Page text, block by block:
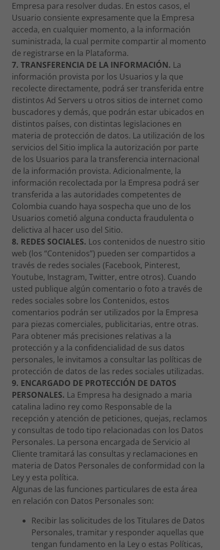
Empresa para resolver dudas. En estos casos, el
Usuario consiente expresamente que la Empresa
acceda, en cualquier momento, a la información
suministrada, la cual permite compartir al momento
de registrarse en la Plataforma.
7. TRANSFERENCIA DE LA INFORMACIÓN. La
información provista por los Usuarios y la que
recolecte directamente, podrá ser transferida entre
distintos Ad Servers u otros sitios de internet como
buscadores y demás, que podrán estar ubicados en
distintos países, con distintas legislaciones en
materia de protección de datos. La utilización de los
servicios del Sitio implica la autorización por parte
de los Usuarios para la transferencia internacional
de la información provista. Adicionalmente, la
información recolectada por la Empresa podrá ser
transferida a las autoridades competentes de
Colombia cuando haya sospecha que uno de los
Usuarios cometió alguna conducta fraudulenta o
delictiva al hacer uso del Sitio.
8. REDES SOCIALES. Los contenidos de nuestro sitio
web (los “Contenidos”) pueden ser compartidos a
través de redes sociales (Facebook, Pinterest,
Youtube, Instagram, Twitter, entre otros). Cuando
usted publique algún comentario o foto a través de
redes sociales sobre los Contenidos, estos
comentarios podrán ser utilizados por la Empresa
para piezas comerciales, publicitarias, entre otras.
Para obtener más precisiones relativas a la
protección y a la confidencialidad de sus datos
personales, le invitamos a consultar las políticas de
protección de datos de las redes sociales utilizadas.
9. ENCARGADO DE PROTECCIÓN DE DATOS
PERSONALES. La Empresa ha designado a maria
catalina ladino rey como Responsable de la
recepción y atención de peticiones, quejas, reclamos
y consultas de todo tipo relacionadas con los Datos
Personales. La persona encargada de Servicio al
Cliente tramitará las consultas y reclamaciones en
materia de Datos Personales de conformidad con la
Ley y esta política.
Algunas de las funciones particulares de esta área
en relación con Datos Personales son:
Recibir las solicitudes de los Titulares de Datos
Personales, tramitar y responder aquellas que
tengan fundamento en la Ley o estas Políticas,